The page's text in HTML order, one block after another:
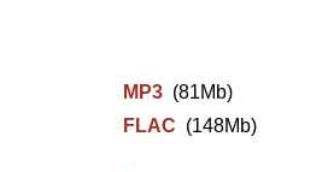
MP3 (81Mb)
FLAC (148Mb)